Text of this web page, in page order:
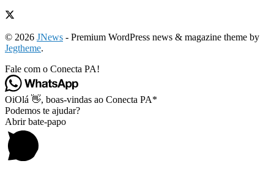
© 2026 JNews - Premium WordPress news & magazine theme by
Jegtheme.
Fale com o Conecta PA!
OiOlá 👋, boas-vindas ao Conecta PA*
Podemos te ajudar?
Abrir bate-papo